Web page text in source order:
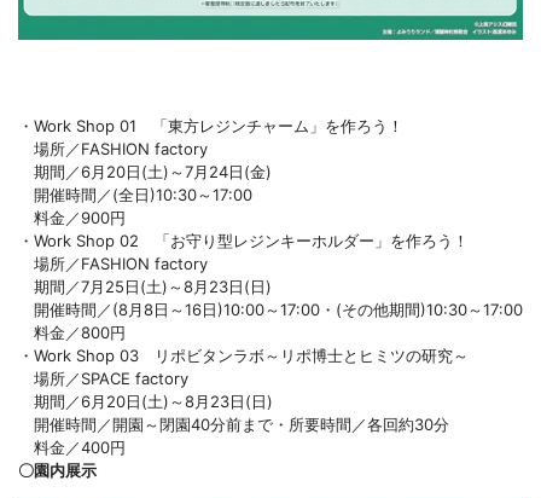
・Work Shop 01 「東方レジンチャーム」を作ろう！
場所／FASHION factory
期間／6月20日(土)～7月24日(金)
開催時間／(全日)10:30～17:00
料金／900円
・Work Shop 02 「お守り型レジンキーホルダー」を作ろう！
場所／FASHION factory
期間／7月25日(土)～8月23日(日)
開催時間／(8月8日～16日)10:00～17:00・(その他期間)10:30～17:00
料金／800円
・Work Shop 03 リポビタンラボ～リポ博士とヒミツの研究～
場所／SPACE factory
期間／6月20日(土)～8月23日(日)
開催時間／開園～閉園40分前まで・所要時間／各回約30分
料金／400円
〇園内展示